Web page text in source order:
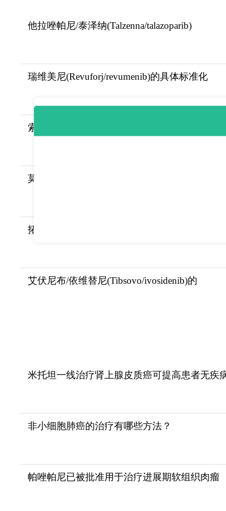
他拉唑帕尼/泰泽纳(Talzenna/talazoparib)
瑞维美尼(Revuforj/revumenib)的具体标准化
索托拉西布/索托雷塞(Lumakras/Sotorasib)
莫博赛替尼/莫博替尼(Exkivity/Mobocertini
拓舒沃/艾伏尼布(Tibsovo/ivosidenib)的各
艾伏尼布/依维替尼(Tibsovo/ivosidenib)的
米托坦一线治疗肾上腺皮质癌可提高患者无疾
非小细胞肺癌的治疗有哪些方法？
帕唑帕尼已被批准用于治疗进展期软组织肉瘤